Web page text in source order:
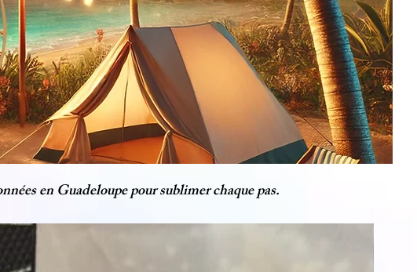
en Guadeloupe pour sublimer chaque pas.